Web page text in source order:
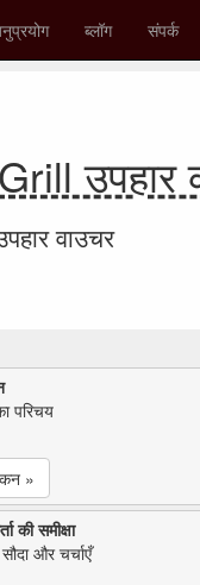
ब्लॉग संपर्क
उपहार
वाउचर
परिचय
»
की समीक्षा
और चर्चाएँ